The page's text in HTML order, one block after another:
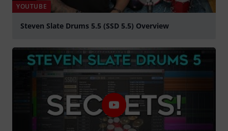
YOUTUBE
Steven Slate Drums 5.5 (SSD 5.5) Overview